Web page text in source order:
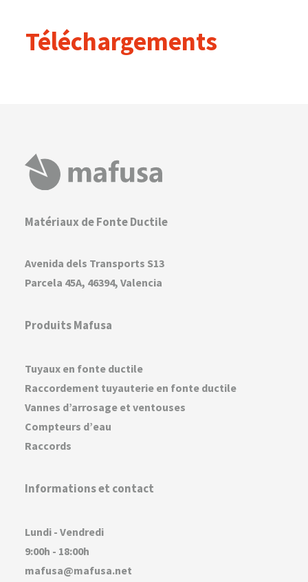
Téléchargements
Matériaux de Fonte Ductile
Avenida dels Transports S13
Parcela 45A, 46394, Valencia
Produits Mafusa
Tuyaux en fonte ductile
Raccordement tuyauterie en fonte ductile
Vannes d’arrosage et ventouses
Compteurs d’eau
Raccords
Informations et contact
Lundi - Vendredi
9:00h - 18:00h
mafusa@mafusa.net